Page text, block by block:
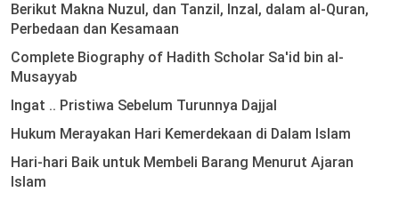
Berikut Makna Nuzul, dan Tanzil, Inzal, dalam al-Quran,
Perbedaan dan Kesamaan
Complete Biography of Hadith Scholar Sa'id bin al-
Musayyab
Ingat .. Pristiwa Sebelum Turunnya Dajjal
Hukum Merayakan Hari Kemerdekaan di Dalam Islam
Hari-hari Baik untuk Membeli Barang Menurut Ajaran
Islam